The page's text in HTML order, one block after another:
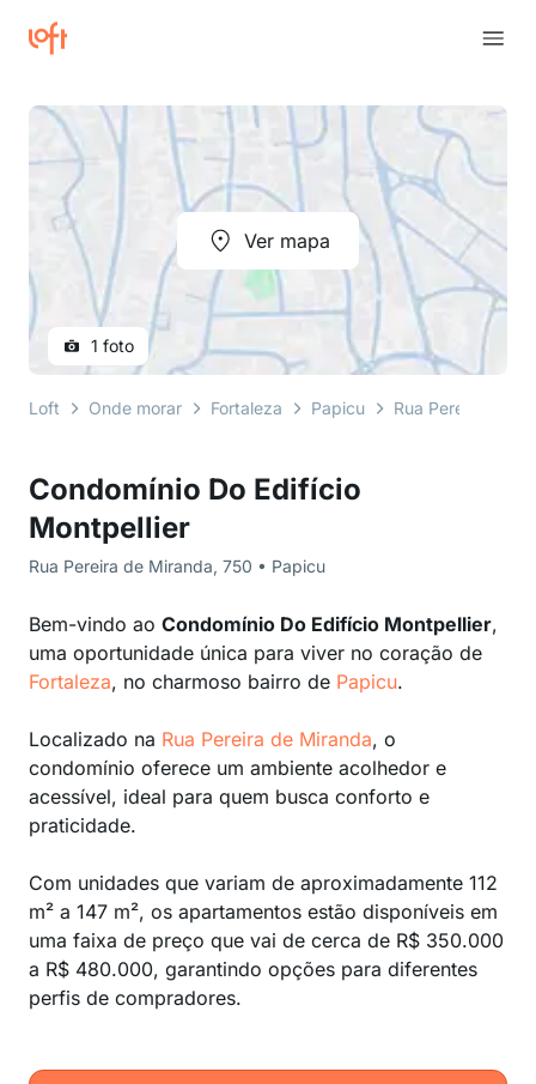
Condomínio Do Edifício
Montpellier
Rua Pereira de Miranda, 750 • Papicu
Bem-vindo ao Condomínio Do Edifício Montpellier,
uma oportunidade única para viver no coração de
Fortaleza, no charmoso bairro de Papicu.
Localizado na Rua Pereira de Miranda, o
condomínio oferece um ambiente acolhedor e
acessível, ideal para quem busca conforto e
praticidade.
Com unidades que variam de aproximadamente 112
m² a 147 m², os apartamentos estão disponíveis em
uma faixa de preço que vai de cerca de R$ 350.000
a R$ 480.000, garantindo opções para diferentes
perfis de compradores.
Ver mapa
1 foto
Loft Onde morar Fortaleza Papicu Rua Pereira de